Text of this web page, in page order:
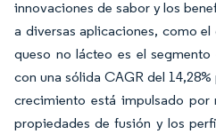
innovaciones de sabor y los
a diversas aplicaciones, como
queso no lácteo es el
con una sólida CAGR del
crecimiento está impulsado por
propiedades de fusión y los